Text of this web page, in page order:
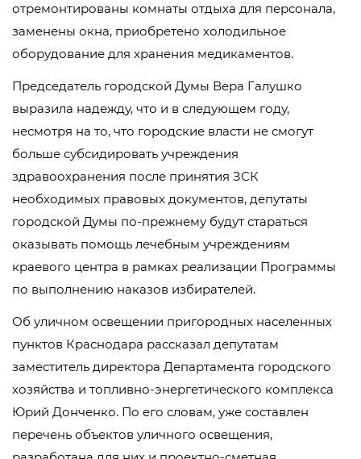
отремонтированы комнаты отдыха для персонала,
заменены окна, приобретено холодильное
оборудование для хранения медикаментов.
Председатель городской Думы Вера Галушко
выразила надежду, что и в следующем году,
несмотря на то, что городские власти не смогут
больше субсидировать учреждения
здравоохранения после принятия ЗСК
необходимых правовых документов, депутаты
городской Думы по-прежнему будут стараться
оказывать помощь лечебным учреждениям
краевого центра в рамках реализации Программы
по выполнению наказов избирателей.
Об уличном освещении пригородных населенных
пунктов Краснодара рассказал депутатам
заместитель директора Департамента городского
хозяйства и топливно-энергетического комплекса
Юрий Донченко. По его словам, уже составлен
перечень объектов уличного освещения,